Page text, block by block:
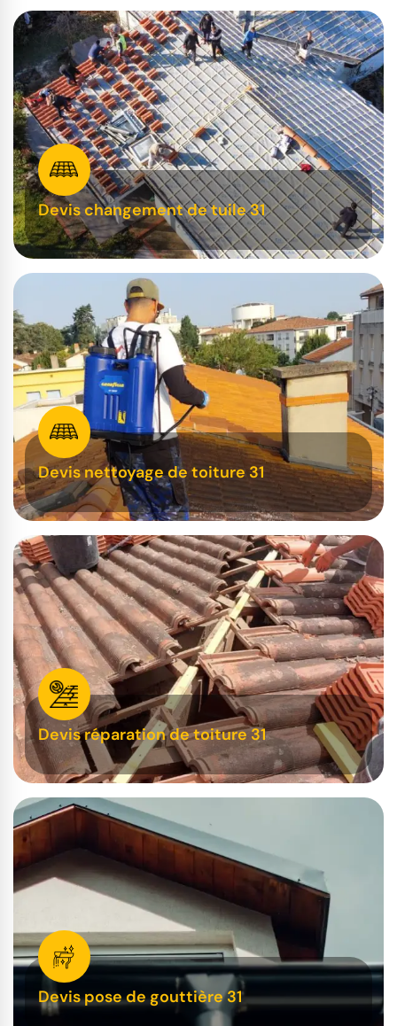
Devis changement de tuile 31
Devis nettoyage de toiture 31
Devis réparation de toiture 31
Devis pose de gouttière 31